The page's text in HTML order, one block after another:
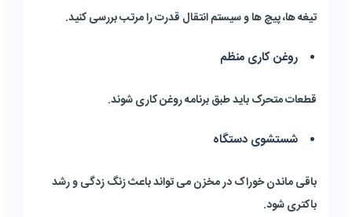
تیغه ها، پیچ ها و سیستم انتقال قدرت را مرتب بررسی کنید.
روغن کاری منظم
قطعات متحرک باید طبق برنامه روغن کاری شوند.
شستشوی دستگاه
باقی ماندن خوراک در مخزن می تواند باعث زنگ زدگی و رشد
باکتری شود.